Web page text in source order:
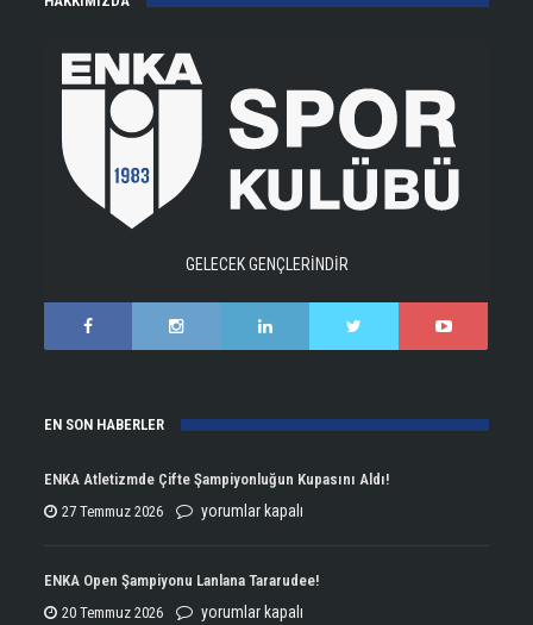
GELECEK GENÇLERİNDİR
EN SON HABERLER
ENKA Atletizmde Çifte Şampiyonluğun Kupasını Aldı!
27 Temmuz 2026
ENKA
Çifte
Şampiyonluğun
yorumlar kapalı
ENKA Open Şampiyonu Lanlana Tararudee!
20 Temmuz 2026
ENKA
yorumlar kapalı